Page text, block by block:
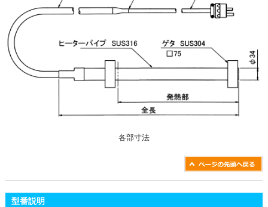
各部寸法
型番説明